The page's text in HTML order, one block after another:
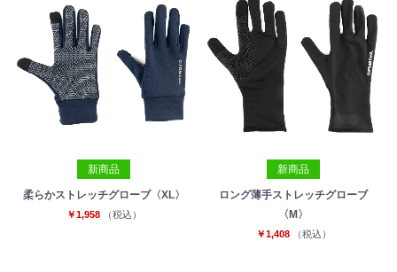
新商品
柔らかストレッチグローブ〈XL〉
￥1,958 （税込）
新商品
ロング薄手ストレッチグローブ
〈M〉
￥1,408 （税込）
お買い物を続ける カートへ進む